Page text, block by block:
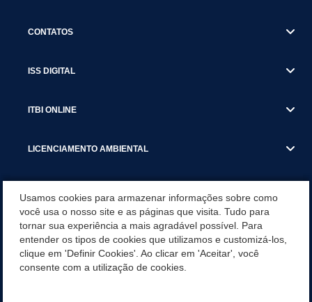
CONTATOS
ISS DIGITAL
ITBI ONLINE
LICENCIAMENTO AMBIENTAL
SERVIÇOS
SERVIÇOS DO DEPARTAMENTO DE RECEITA MUNICIPAL
Usamos cookies para armazenar informações sobre como
você usa o nosso site e as páginas que visita. Tudo para
tornar sua experiência a mais agradável possível. Para
entender os tipos de cookies que utilizamos e customizá-los,
clique em 'Definir Cookies'. Ao clicar em 'Aceitar', você
consente com a utilização de cookies.